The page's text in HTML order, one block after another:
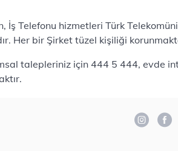
Telefonu hizmetleri Türk
Her bir Şirket tüzel kişiliği
talepleriniz için 444 5 444, evde